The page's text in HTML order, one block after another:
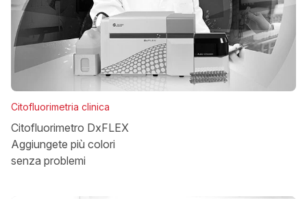
Citofluorimetria clinica
Citofluorimetro DxFLEX
Aggiungete più colori
senza problemi